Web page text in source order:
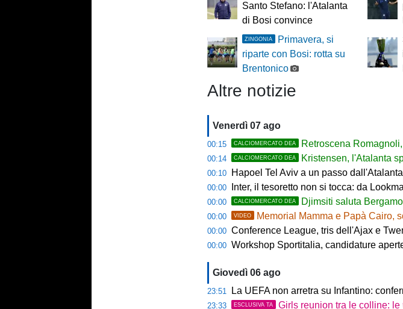
Santo Stefano: l'Atalanta
di Bosi convince
ZINGONIA
Primavera, si
riparte con Bosi: rotta su
Brentonico
Altre notizie
Venerdì 07 ago
00:15 CALCIOMERCATO DEA Retroscena Romagnoli, la
00:14 CALCIOMERCATO DEA Kristensen, l'Atalanta
00:10 Hapoel Tel Aviv a un passo
00:00 Inter, il tesoretto non si tocca: da Lookman a
00:00 CALCIOMERCATO DEA Djimsiti saluta Bergamo: il futuro è in
00:00 VIDEO Memorial Mamma e Papà Cairo, sonoro ko
00:00 Conference League, tris dell'Ajax e Twente
00:00 Workshop Sportitalia, candidature aperte: da qui
Giovedì 06 ago
23:51 La UEFA non arretra su Infantino:
23:33 ESCLUSIVA TA Girls reunion tra le colline: le